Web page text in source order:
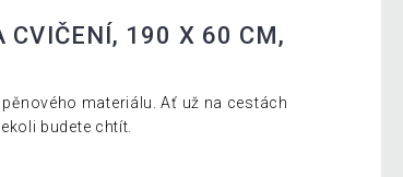
CVIČENÍ, 190 X 60 CM,
materiálu. Ať už na cestách
budete chtít.